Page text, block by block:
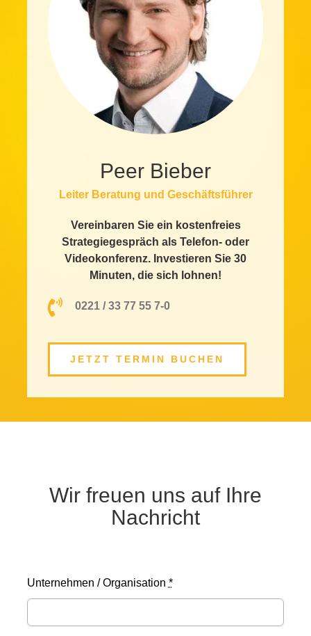
Peer Bieber
Leiter Beratung und Geschäftsführer
Vereinbaren Sie ein kostenfreies
Strategiegespräch als Telefon- oder
Videokonferenz. Investieren Sie 30
Minuten, die sich lohnen!
0221 / 33 77 55 7-0
JETZT TERMIN BUCHEN
Wir freuen uns auf Ihre
Nachricht
Unternehmen / Organisation *